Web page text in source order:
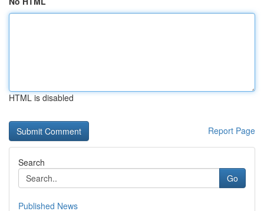
HTML is disabled
Report Page
Search
Go
Published News